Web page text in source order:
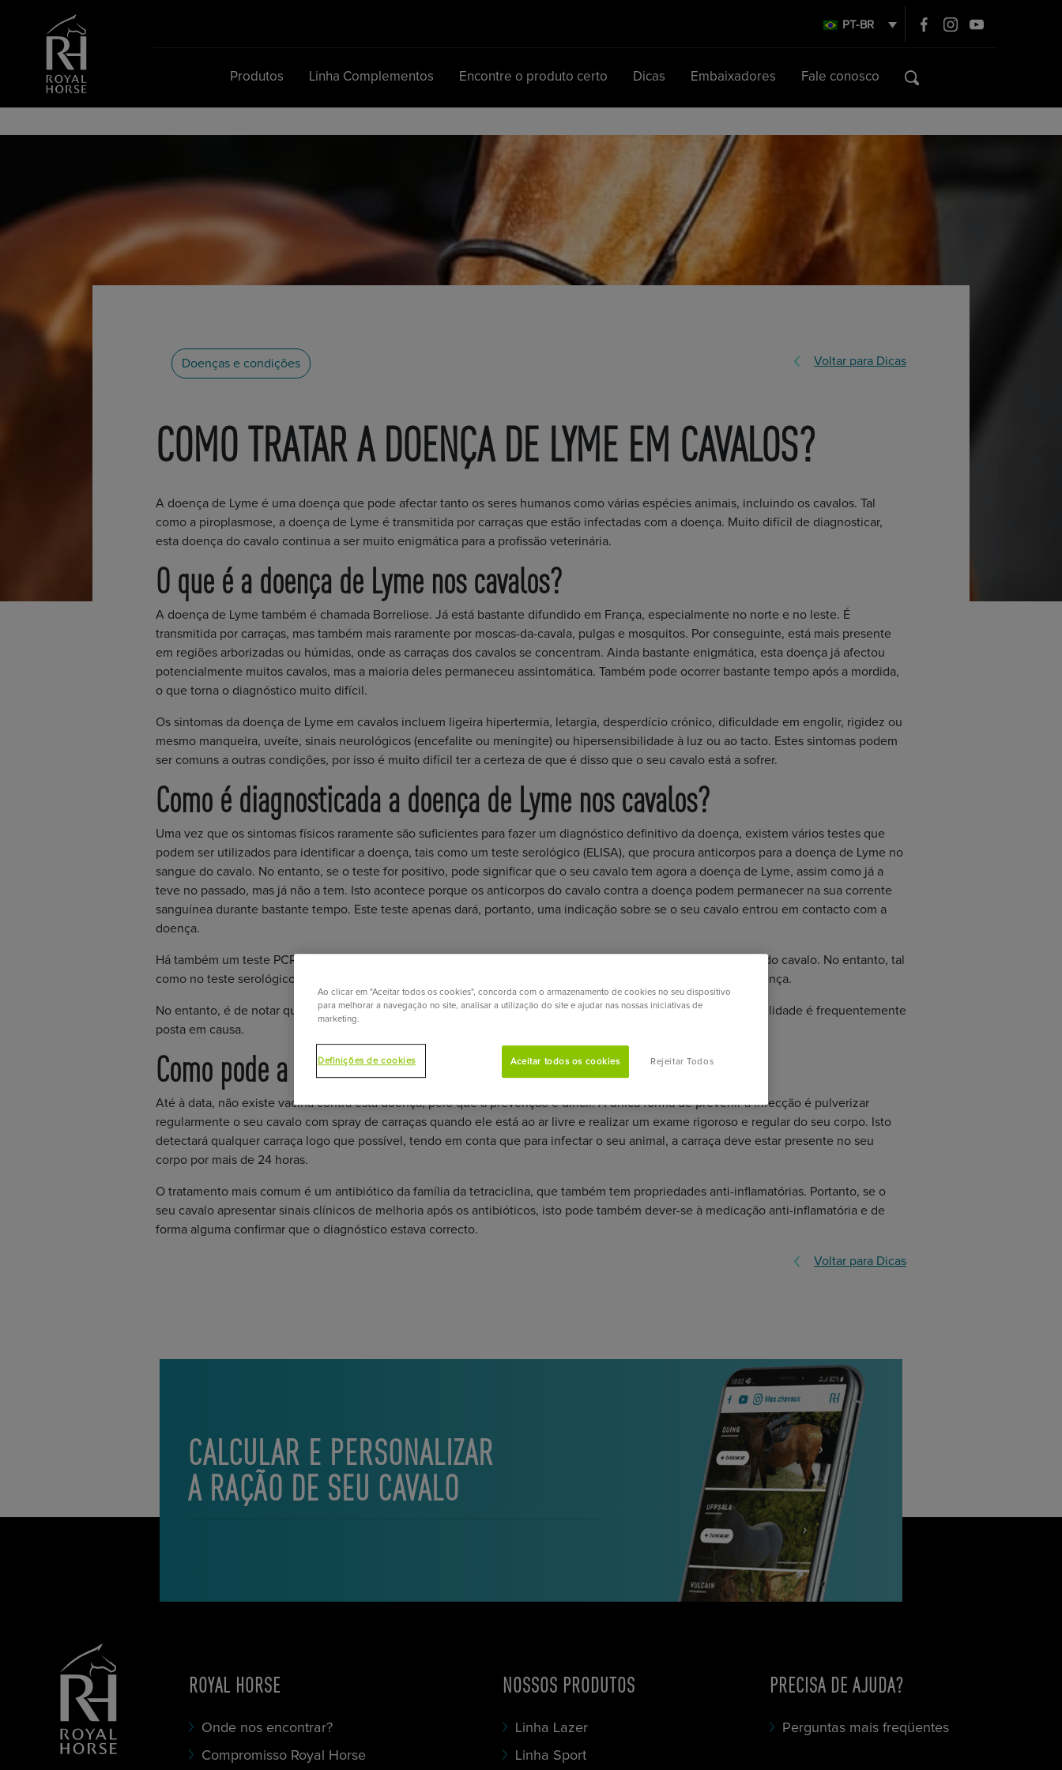
PT-BR
Produtos Linha Complementos Encontre o produto certo Dicas Embaixadores Fale conosco
Doenças e condições Voltar para Dicas
COMO TRATAR A DOENÇA DE LYME EM CAVALOS?
A doença de Lyme é uma doença que pode afectar tanto os seres humanos como várias espécies animais, incluindo os cavalos. Tal
como a piroplasmose, a doença de Lyme é transmitida por carraças que estão infectadas com a doença. Muito difícil de diagnosticar,
esta doença do cavalo continua a ser muito enigmática para a profissão veterinária.
O que é a doença de Lyme nos cavalos?
A doença de Lyme também é chamada Borreliose. Já está bastante difundido em França, especialmente no norte e no leste. É
transmitida por carraças, mas também mais raramente por moscas-da-cavala, pulgas e mosquitos. Por conseguinte, está mais presente
em regiões arborizadas ou húmidas, onde as carraças dos cavalos se concentram. Ainda bastante enigmática, esta doença já afectou
potencialmente muitos cavalos, mas a maioria deles permaneceu assintomática. Também pode ocorrer bastante tempo após a mordida,
o que torna o diagnóstico muito difícil.
Os sintomas da doença de Lyme em cavalos incluem ligeira hipertermia, letargia, desperdício crónico, dificuldade em engolir, rigidez ou
mesmo manqueira, uveíte, sinais neurológicos (encefalite ou meningite) ou hipersensibilidade à luz ou ao tacto. Estes sintomas podem
ser comuns a outras condições, por isso é muito difícil ter a certeza de que é disso que o seu cavalo está a sofrer.
Como é diagnosticada a doença de Lyme nos cavalos?
Uma vez que os sintomas físicos raramente são suficientes para fazer um diagnóstico definitivo da doença, existem vários testes que
podem ser utilizados para identificar a doença, tais como um teste serológico (ELISA), que procura anticorpos para a doença de Lyme no
sangue do cavalo. No entanto, se o teste for positivo, pode significar que o seu cavalo tem agora a doença de Lyme, assim como já a
teve no passado, mas já não a tem. Isto acontece porque os anticorpos do cavalo contra a doença podem permanecer na sua corrente
sanguínea durante bastante tempo. Este teste apenas dará, portanto, uma indicação sobre se o seu cavalo entrou em contacto com a
doença.
Há também um teste PCR, que procura directamente o ADN da bactéria no sangue ou líquido das articulações do cavalo. No entanto, tal
como no teste serológico, este teste não poderá provar a 100% que o seu cavalo está realmente a sofrer da doença.
No entanto, é de notar que existem muitos falsos positivos e falsos negativos nestes testes, pelo que a sua fiabilidade é frequentemente
posta em causa.
Como pode a doença de Lyme ser prevenida ou tratada?
Até à data, não existe vacina contra esta doença, pelo que a prevenção é difícil. A única forma de prevenir a infecção é pulverizar
regularmente o seu cavalo com spray de carraças quando ele está ao ar livre e realizar um exame rigoroso e regular do seu corpo. Isto
detectará qualquer carraça logo que possível, tendo em conta que para infectar o seu animal, a carraça deve estar presente no seu
corpo por mais de 24 horas.
O tratamento mais comum é um antibiótico da família da tetraciclina, que também tem propriedades anti-inflamatórias. Portanto, se o
seu cavalo apresentar sinais clínicos de melhoria após os antibióticos, isto pode também dever-se à medicação anti-inflamatória e de
forma alguma confirmar que o diagnóstico estava correcto.
Voltar para Dicas
CALCULAR E PERSONALIZAR
A RAÇÃO DE SEU CAVALO
ROYAL HORSE
Onde nos encontrar?
Compromisso Royal Horse
NOSSOS PRODUTOS
Linha Lazer
Linha Sport
PRECISA DE AJUDA?
Perguntas mais freqüentes
Ao clicar em "Aceitar todos os cookies", concorda com o armazenamento de cookies no seu dispositivo
para melhorar a navegação no site, analisar a utilização do site e ajudar nas nossas iniciativas de
marketing.
Definições de cookies Rejeitar Todos
Aceitar todos os cookies